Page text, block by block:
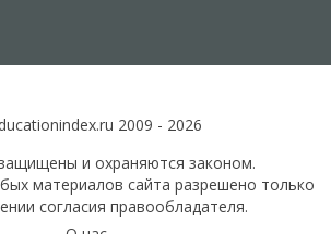
2009 - 2026
и охраняются законом.
материалов сайта разрешено только
согласия правообладателя.